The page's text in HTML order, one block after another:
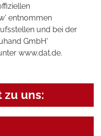
entnommen
und bei der
GmbH'
www.dat.de.
zu uns: